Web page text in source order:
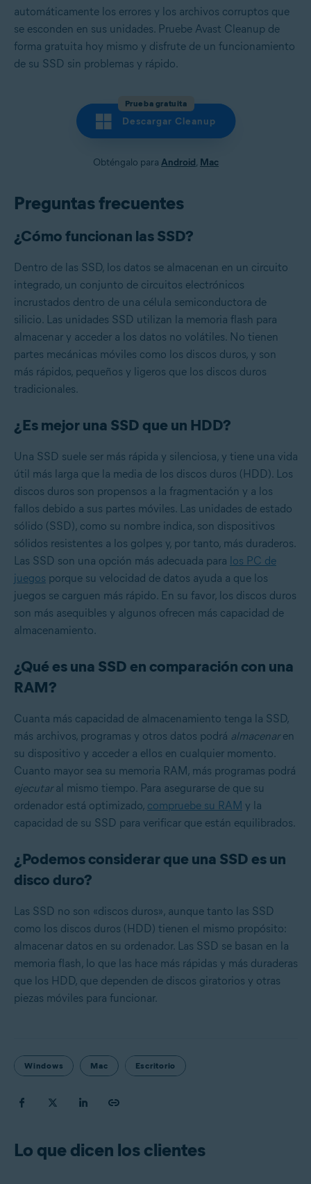
automáticamente los errores y los archivos corruptos que
se esconden en sus unidades. Pruebe Avast Cleanup de
forma gratuita hoy mismo y disfrute de un funcionamiento
de su SSD sin problemas y rápido.
Prueba gratuita
Descargar Cleanup
Obténgalo para Android, Mac
Preguntas frecuentes
¿Cómo funcionan las SSD?
Dentro de las SSD, los datos se almacenan en un circuito
integrado, un conjunto de circuitos electrónicos
incrustados dentro de una célula semiconductora de
silicio. Las unidades SSD utilizan la memoria flash para
almacenar y acceder a los datos no volátiles. No tienen
partes mecánicas móviles como los discos duros, y son
más rápidos, pequeños y ligeros que los discos duros
tradicionales.
¿Es mejor una SSD que un HDD?
Una SSD suele ser más rápida y silenciosa, y tiene una vida
útil más larga que la media de los discos duros (HDD). Los
discos duros son propensos a la fragmentación y a los
fallos debido a sus partes móviles. Las unidades de estado
sólido (SSD), como su nombre indica, son dispositivos
sólidos resistentes a los golpes y, por tanto, más duraderos.
Las SSD son una opción más adecuada para los PC de
juegos porque su velocidad de datos ayuda a que los
juegos se carguen más rápido. En su favor, los discos duros
son más asequibles y algunos ofrecen más capacidad de
almacenamiento.
¿Qué es una SSD en comparación con una
RAM?
Cuanta más capacidad de almacenamiento tenga la SSD,
más archivos, programas y otros datos podrá almacenaren
su dispositivo y acceder a ellos en cualquier momento.
Cuanto mayor sea su memoria RAM, más programas podrá
ejecutaral mismo tiempo. Para asegurarse de que su
ordenador está optimizado, compruebe su RAM y la
capacidad de su SSD para verificar que están equilibrados.
¿Podemos considerar que una SSD es un
disco duro?
Las SSD no son «discos duros», aunque tanto las SSD
como los discos duros (HDD) tienen el mismo propósito:
almacenar datos en su ordenador. Las SSD se basan en la
memoria flash, lo que las hace más rápidas y más duraderas
que los HDD, que dependen de discos giratorios y otras
piezas móviles para funcionar.
Windows Mac Escritorio
Lo que dicen los clientes